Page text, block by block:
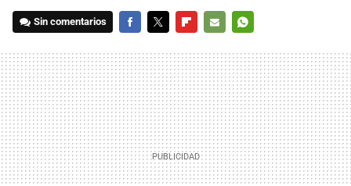
Sin comentarios
MAIL